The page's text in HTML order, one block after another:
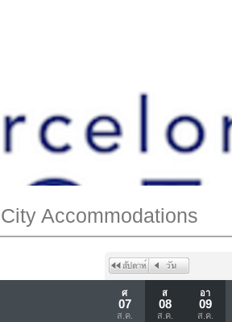
Accommodations
ศ
07
ส.ค.
ส
08
ส.ค.
อา
09
ส.ค.